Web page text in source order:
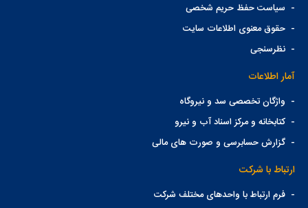
- سیاست حفظ حریم شخصی
-حقوق معنوی اطلاعات سایت
-نظرسنجی
آمار اطلاعات
- واژگان تخصصی سد و نیروگاه
-کتابخانه و مرکز اسناد آب و نیرو
-گزارش حسابرسی و صورت های مالی
ارتباط با شرکت
-فرم ارتباط با واحدهای مختلف شرکت